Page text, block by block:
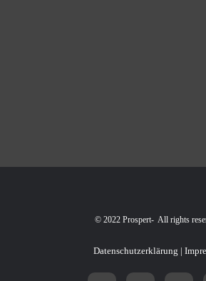
© 2022 Prospert- All rights
Datenschutzerklärung |